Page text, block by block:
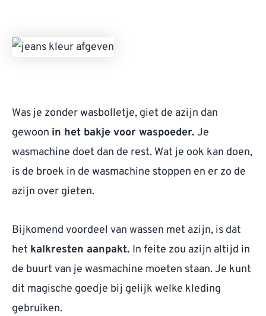
Was je zonder wasbolletje, giet de azijn dan
gewoon in het bakje voor waspoeder. Je
wasmachine doet dan de rest. Wat je ook kan doen,
is de broek in de wasmachine stoppen en er zo de
azijn over gieten.
Bijkomend voordeel van wassen met azijn, is dat
het kalkresten aanpakt. In feite zou azijn altijd in
de buurt van je wasmachine moeten staan. Je kunt
dit magische goedje bij gelijk welke kleding
gebruiken.